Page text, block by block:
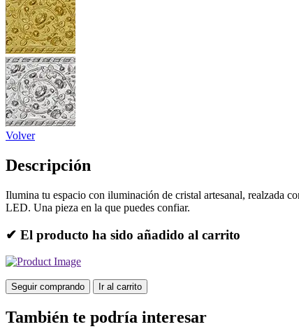
Volver
Descripción
Ilumina tu espacio con iluminación de cristal artesanal, realzada
LED. Una pieza en la que puedes confiar.
✔ El producto ha sido añadido al carrito
Seguir comprando Ir al carrito
También te podría interesar